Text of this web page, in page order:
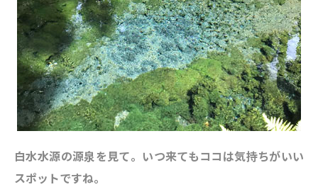
白水水源の源泉を見て。いつ来てもココは気持ちがいい
スポットですね。